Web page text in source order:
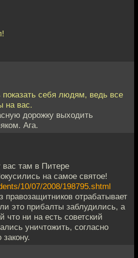
себя людям, ведь все
на вас.
дорожку выходить
Ага.
вас там в Питере
на самое святое!
10/07/2008/198795.shtml
правозащитников отрабатывает
это прибалты заблудились, а
что ни на есть советский
уничтожить, согласно